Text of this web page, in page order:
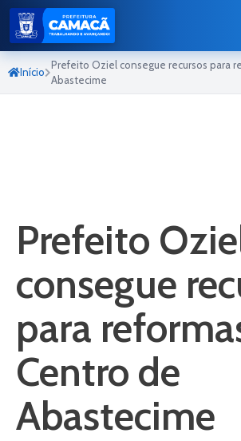
Início
Prefeito Oziel consegue recursos para
Abastecime
Prefeito
consegue
para
Centro de
Abastecime